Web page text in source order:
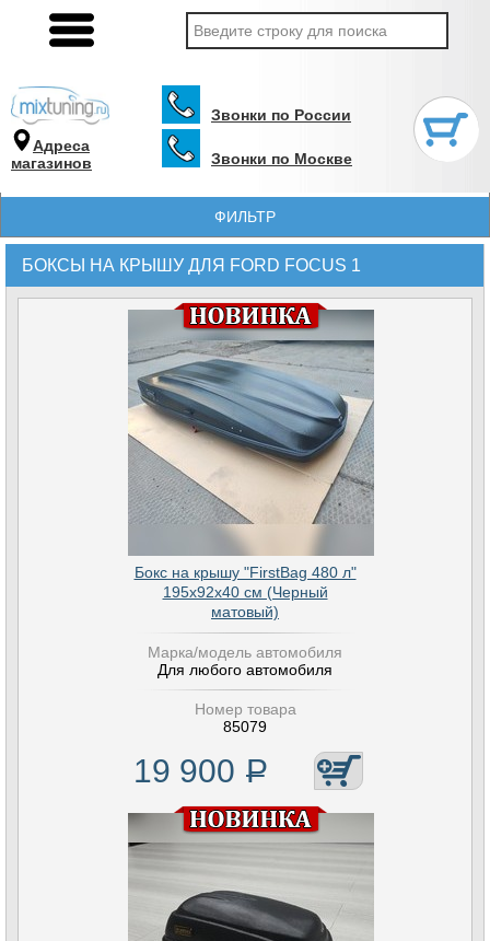
Адреса
магазинов
Звонки по России
Звонки по Москве
ФИЛЬТР
БОКСЫ НА КРЫШУ ДЛЯ FORD FOCUS 1
Бокс на крышу "FirstBag 480 л"
195х92х40 см (Черный
матовый)
Марка/модель автомобиля
Для любого автомобиля
Номер товара
85079
19 900 Р